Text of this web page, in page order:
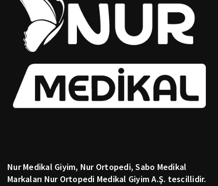
Nur Medikal Giyim, Nur Ortopedi, Sabo Medikal
Markaları Nur Ortopedi Medikal Giyim A.Ş. tescillidir.